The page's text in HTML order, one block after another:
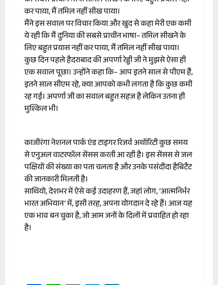
कर पाया, मैं तमिल नहीं सीख पाया।
मैंने इस सवाल पर विचार किया और खुद से कहा मेरी एक कमी
ये रही कि मैं दुनिया की सबसे प्राचीन भाषा– तमिल सीखने के
लिए बहुत प्रयास नहीं कर पाया, मैं तमिल नहीं सीख पाया।
कुछ दिन पहले हैदराबाद की अपर्णा रेड्डी जी ने मुझसे ऐसा ही
एक सवाल पूछा। उन्होंने कहा कि– आप इतने साल से पीएम हैं,
इतने साल सीएम रहे, क्या आपको कभी लगता है कि कुछ कमी
रह गई। अपर्णा जी का सवाल बहुत सहज है लेकिन उतना ही
मुश्किल भी।
काजीरंगा नेशनल पार्क एंड टाइगर रिजर्व अथॉरिटी कुछ समय
से एनुअल वाटरफॉल सेंसस करती आ रही है। इस सेंसस से जल
पक्षियों की संख्या का पता चलता है और उनके पसंदीदा हैबिटैट
की जानकारी मिलती है।
साथियो, देशभर में ऐसे कई उदाहरण हैं, जहां लोग, ‘आत्मनिर्भर
भारत अभियान’ में, इसी तरह, अपना योगदान दे रहे हैं। आज यह
एक भाव बन चुका है, जो आम जनों के दिलों में प्रवाहित हो रहा
है।